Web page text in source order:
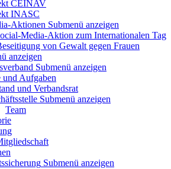
CEINAV
INASC
Aktionen Submenü anzeigen
Media-Aktion zum Internationalen Tag
von Gewalt gegen Frauen
anzeigen
Submenü anzeigen
und Aufgaben
und Verbandsrat
Submenü anzeigen
Team
Submenü anzeigen